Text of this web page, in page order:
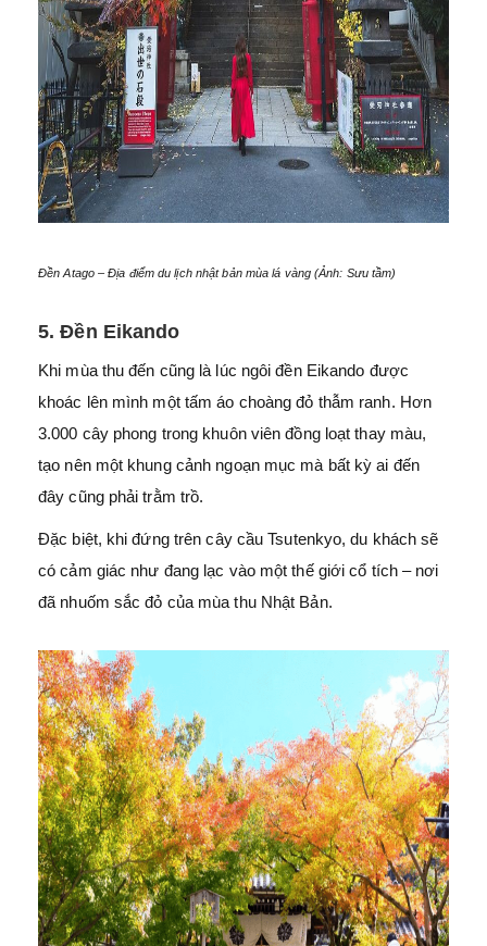
Đền Atago – Địa điểm du lịch nhật bản mùa lá vàng (Ảnh: Sưu tầm)
5. Đền Eikando
Khi mùa thu đến cũng là lúc ngôi đền Eikando được
khoác lên mình một tấm áo choàng đỏ thẫm ranh. Hơn
3.000 cây phong trong khuôn viên đồng loạt thay màu,
tạo nên một khung cảnh ngoạn mục mà bất kỳ ai đến
đây cũng phải trằm trồ.
Đặc biệt, khi đứng trên cây cầu Tsutenkyo, du khách sẽ
có cảm giác như đang lạc vào một thế giới cổ tích – nơi
đã nhuốm sắc đỏ của mùa thu Nhật Bản.